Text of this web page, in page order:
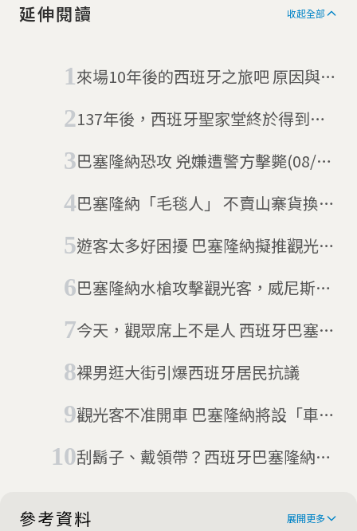
延伸閱讀 收起全部
來場10年後的西班牙之旅吧 原因與聖
137年後，西班牙聖家堂終於得到建
巴塞隆納恐攻 兇嫌遭警方擊斃(08/22
巴塞隆納「毛毯人」 不賣山寨貨換新
遊客太多好困擾 巴塞隆納擬推觀光管
巴塞隆納水槍攻擊觀光客，威尼斯入
今天，觀眾席上不是人 西班牙巴塞隆
裸男逛大街引爆西班牙居民抗議
觀光客不准開車 巴塞隆納將設「車輛
刮鬍子、戴領帶？西班牙巴塞隆納政
參考資料 展開更多